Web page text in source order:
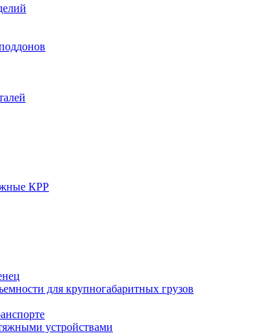
КРР
для крупногабаритных грузов
устройствами